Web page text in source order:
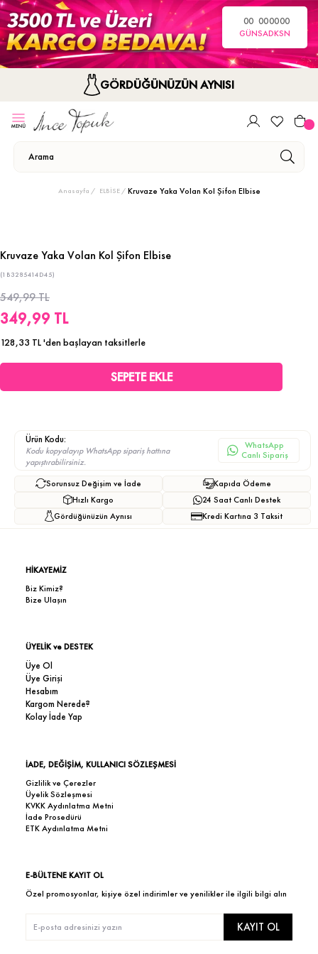
00
GÜN
00
SA
00
DK
00
SN
GÖRDÜĞÜNÜZÜN AYNISI
Anasayfa ELBİSE Kruvaze Yaka Volan Kol Şifon Elbise
Kruvaze Yaka Volan Kol Şifon Elbise
(1B3285414D45)
549,99 TL
349,99 TL
128,33 TL'den başlayan taksitlerle
Ürün Kodu:
Kodu kopyalayıp WhatsApp sipariş hattına
yapıştırabilirsiniz.
WhatsApp
Canlı Sipariş
Sorunsuz Değişim ve İade
Hızlı Kargo
Gördüğünüzün Aynısı
Kapıda Ödeme
24 Saat Canlı Destek
Kredi Kartına 3 Taksit
HİKAYEMİZ
Biz Kimiz?
Bize Ulaşın
ÜYELİK ve DESTEK
Üye Ol
Üye Girişi
Hesabım
Kargom Nerede?
Kolay İade Yap
İADE, DEĞİŞİM, KULLANICI SÖZLEŞMESİ
Gizlilik ve Çerezler
Üyelik Sözleşmesi
KVKK Aydınlatma Metni
İade Prosedürü
ETK Aydınlatma Metni
E-BÜLTENE KAYIT OL
Özel promosyonlar, kişiye özel indirimler ve yenilikler ile ilgili bilgi alın
KAYIT OL